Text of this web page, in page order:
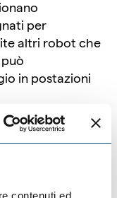
contenuti ed
per
altri robot che
in postazioni